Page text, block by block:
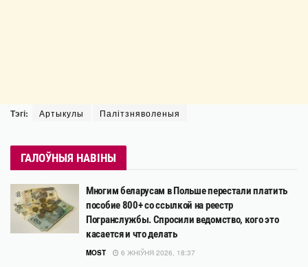
Тэгі: Артыкулы Палітзняволеныя
ГАЛОЎНЫЯ НАВІНЫ
Многим беларусам в Польше перестали платить
пособие 800+ со ссылкой на реестр
Погранслужбы. Спросили ведомство, кого это
касается и что делать
MOST 6 ЖНІЎНЯ 2026, 18:37